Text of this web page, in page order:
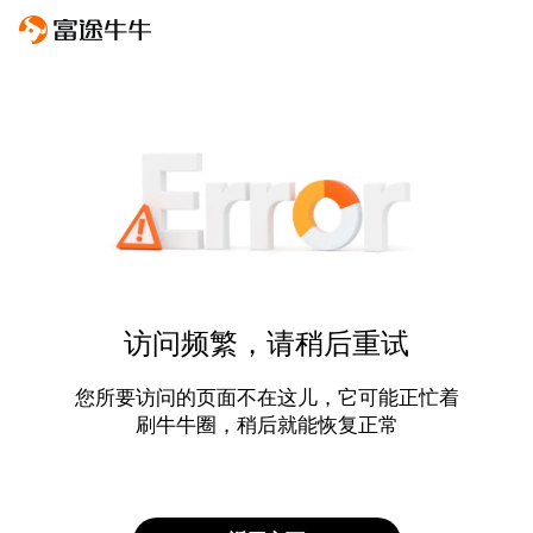
访问频繁，请稍后重试
您所要访问的页面不在这儿，它可能正忙着
刷牛牛圈，稍后就能恢复正常